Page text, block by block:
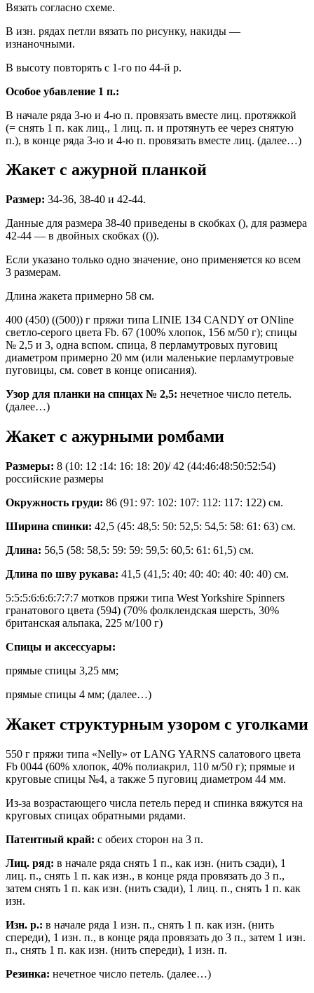
Вязать согласно схеме.
В изн. рядах петли вязать по рисунку, накиды —
изнаночными.
В высоту повторять с 1-го по 44-й р.
Особое убавление 1 п.:
В начале ряда 3-ю и 4-ю п. провязать вместе лиц. протяжкой
(= снять 1 п. как лиц., 1 лиц. п. и протянуть ее через снятую
п.), в конце ряда 3-ю и 4-ю п. провязать вместе лиц. (далее…)
Жакет с ажурной планкой
Размер: 34-36, 38-40 и 42-44.
Данные для размера 38-40 приведены в скобках (), для размера
42-44 — в двойных скобках (()).
Если указано только одно значение, оно применяется ко всем
3 размерам.
Длина жакета примерно 58 см.
400 (450) ((500)) г пряжи типа LINIE 134 CANDY от ONline
светло-серого цвета Fb. 67 (100% хлопок, 156 м/50 г); спицы
№ 2,5 и 3, одна вспом. спица, 8 перламутровых пуговиц
диаметром примерно 20 мм (или маленькие перламутровые
пуговицы, см. совет в конце описания).
Узор для планки на спицах № 2,5: нечетное число петель.
(далее…)
Жакет с ажурными ромбами
Размеры: 8 (10: 12 :14: 16: 18: 20)/ 42 (44:46:48:50:52:54)
российские размеры
Окружность груди: 86 (91: 97: 102: 107: 112: 117: 122) см.
Ширина спинки: 42,5 (45: 48,5: 50: 52,5: 54,5: 58: 61: 63) см.
Длина: 56,5 (58: 58,5: 59: 59: 59,5: 60,5: 61: 61,5) см.
Длина по шву рукава: 41,5 (41,5: 40: 40: 40: 40: 40: 40) см.
5:5:5:6:6:6:7:7:7 мотков пряжи типа West Yorkshire Spinners
гранатового цвета (594) (70% фолклендская шерсть, 30%
британская альпака, 225 м/100 г)
Спицы и аксессуары:
прямые спицы 3,25 мм;
прямые спицы 4 мм; (далее…)
Жакет структурным узором с уголками
550 г пряжи типа «Nelly» от LANG YARNS салатового цвета
Fb 0044 (60% хлопок, 40% полиакрил, 110 м/50 г); прямые и
круговые спицы №4, а также 5 пуговиц диаметром 44 мм.
Из-за возрастающего числа петель перед и спинка вяжутся на
круговых спицах обратными рядами.
Патентный край: с обеих сторон на 3 п.
Лиц. ряд: в начале ряда снять 1 п., как изн. (нить сзади), 1
лиц. п., снять 1 п. как изн., в конце ряда провязать до 3 п.,
затем снять 1 п. как изн. (нить сзади), 1 лиц. п., снять 1 п. как
изн.
Изн. р.: в начале ряда 1 изн. п., снять 1 п. как изн. (нить
спереди), 1 изн. п., в конце ряда провязать до 3 п., затем 1 изн.
п., снять 1 п. как изн. (нить спереди), 1 изн. п.
Резинка: нечетное число петель. (далее…)